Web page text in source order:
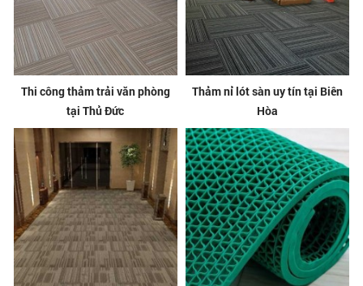
Thi công thảm trải văn phòng
tại Thủ Đức
Thảm nỉ lót sàn uy tín tại Biên
Hòa